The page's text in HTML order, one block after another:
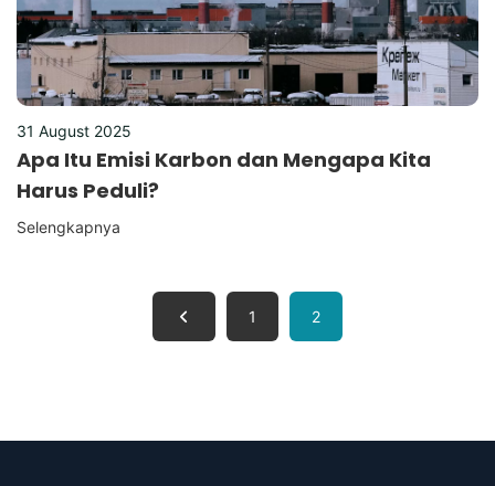
31 August 2025
Apa Itu Emisi Karbon dan Mengapa Kita
Harus Peduli?
Selengkapnya
1 2